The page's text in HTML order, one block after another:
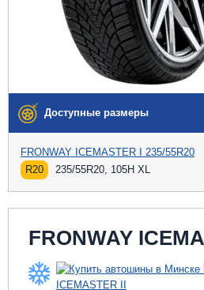
Доступные размеры
FRONWAY ICEMASTER I 235/55R20
R20
235/55R20, 105H XL
FRONWAY